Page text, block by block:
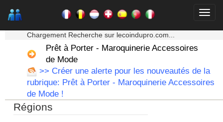
Chargement Recherche sur lecoindupro.com...
Prêt à Porter - Maroquinerie Accessoires
de Mode
>> Créer une alerte pour les nouveautés de la
rubrique: Prêt à Porter - Maroquinerie Accessoires
de Mode !
Régions
Haute Normandie
La Réunion
Languedoc Roussillon
Limousin
Lorraine
Martinique
Mayotte
Midi Pyrenees - Espagne -
Portugal
Nord Pas de Calais - Belgique -